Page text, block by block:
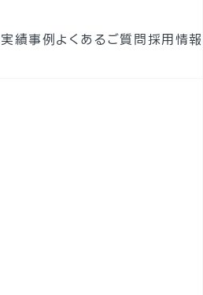
実績事例よくあるご質問採用情報